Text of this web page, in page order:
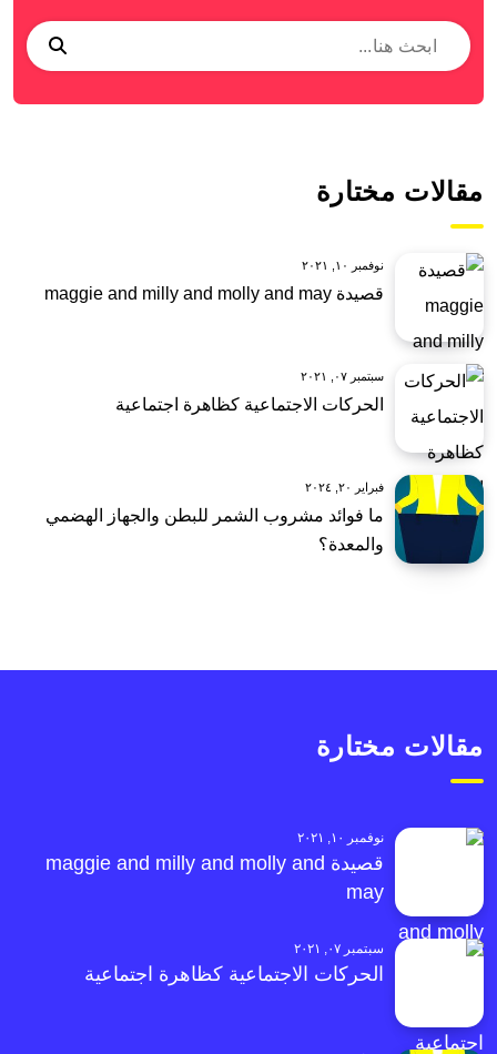
مقالات مختارة
نوفمبر ١٠, ٢٠٢١
قصيدة maggie and milly and molly and may
سبتمبر ٠٧, ٢٠٢١
الحركات الاجتماعية كظاهرة اجتماعية
فبراير ٢٠, ٢٠٢٤
ما فوائد مشروب الشمر للبطن والجهاز الهضمي
والمعدة؟
مقالات مختارة
نوفمبر ١٠, ٢٠٢١
قصيدة maggie and milly and molly and
may
سبتمبر ٠٧, ٢٠٢١
الحركات الاجتماعية كظاهرة اجتماعية